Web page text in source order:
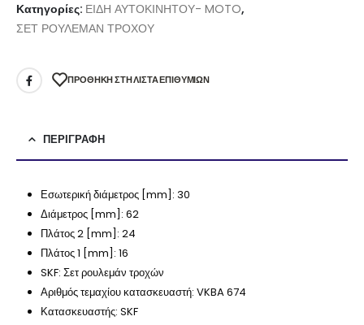
Κατηγορίες: ΕΙΔΗ ΑΥΤΟΚΙΝΗΤΟΥ- MOTO,
ΣΕΤ ΡΟΥΛΕΜΑΝ ΤΡΟΧΟΥ
ΠΡΌΘΉΚΗ ΣΤΗ ΛΊΣΤΑ ΕΠΙΘΥΜΙΏΝ
ΠΕΡΙΓΡΑΦΉ
Εσωτερική διάμετρος [mm]: 30
Διάμετρος [mm]: 62
Πλάτος 2 [mm]: 24
Πλάτος 1 [mm]: 16
SKF: Σετ ρουλεμάν τροχών
Αριθμός τεμαχίου κατασκευαστή: VKBA 674
Κατασκευαστής: SKF